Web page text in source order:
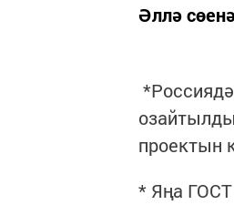
Әллә
проектын
* Яңа ГОСТ